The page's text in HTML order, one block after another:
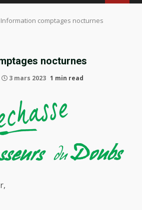
Information comptages nocturnes
nocturnes
3 mars 2023 1 min read